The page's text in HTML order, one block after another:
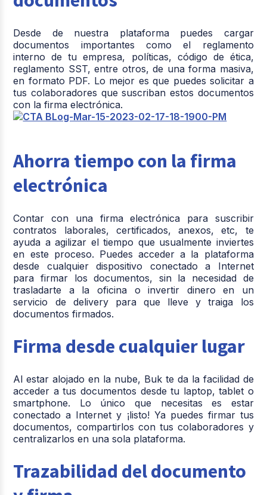
Desde de nuestra plataforma puedes cargar
documentos importantes como el reglamento
interno de tu empresa, políticas, código de ética,
reglamento SST, entre otros, de una forma masiva,
en formato PDF. Lo mejor es que puedes solicitar a
tus colaboradores que suscriban estos documentos
con la firma electrónica.
Ahorra tiempo con la firma
electrónica
Contar con una firma electrónica para suscribir
contratos laborales, certificados, anexos, etc, te
ayuda a agilizar el tiempo que usualmente inviertes
en este proceso. Puedes acceder a la plataforma
desde cualquier dispositivo conectado a Internet
para firmar los documentos, sin la necesidad de
trasladarte a la oficina o invertir dinero en un
servicio de delivery para que lleve y traiga los
documentos firmados.
Firma desde cualquier lugar
Al estar alojado en la nube, Buk te da la facilidad de
acceder a tus documentos desde tu laptop, tablet o
smartphone. Lo único que necesitas es estar
conectado a Internet y ¡listo! Ya puedes firmar tus
documentos, compartirlos con tus colaboradores y
centralizarlos en una sola plataforma.
Trazabilidad del documento